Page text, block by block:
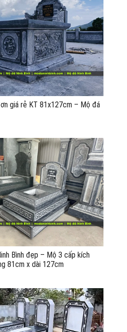
giá rẻ KT 81x127cm – Mộ đá
Bình đẹp – Mộ 3 cấp kích
81cm x dài 127cm